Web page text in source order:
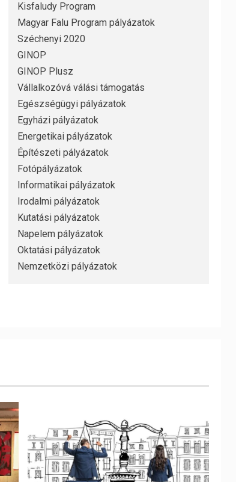
Kisfaludy Program
Magyar Falu Program pályázatok
Széchenyi 2020
GINOP
GINOP Plusz
Vállalkozóvá válási támogatás
Egészségügyi pályázatok
Egyházi pályázatok
Energetikai pályázatok
Építészeti pályázatok
Fotópályázatok
Informatikai pályázatok
Irodalmi pályázatok
Kutatási pályázatok
Napelem pályázatok
Oktatási pályázatok
Nemzetközi pályázatok